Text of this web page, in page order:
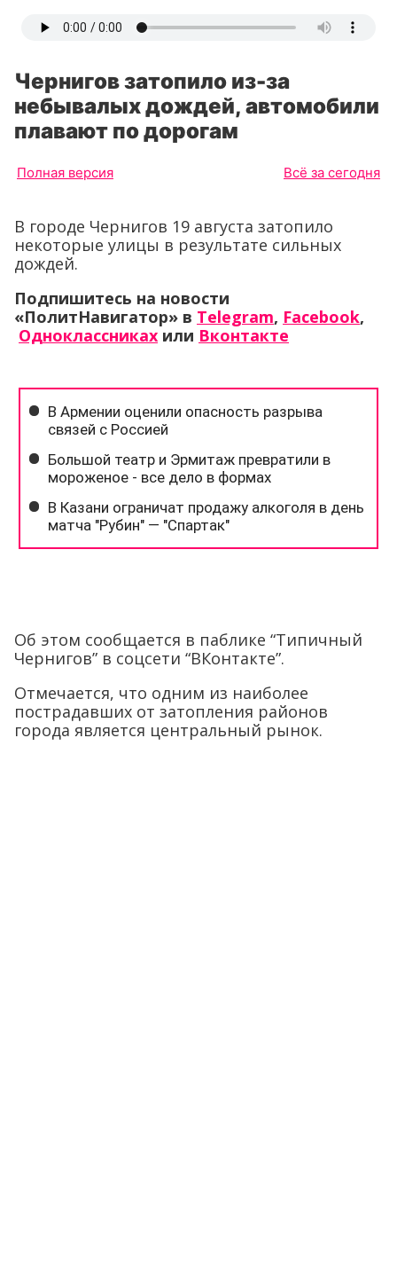
Чернигов затопило из-за
небывалых дождей, автомобили
плавают по дорогам
Полная версия Всё за сегодня
В городе Чернигов 19 августа затопило
некоторые улицы в результате сильных
дождей.
Подпишитесь на новости
«ПолитНавигатор» в Telegram, Facebook,
Одноклассниках или Вконтакте
Об этом сообщается в паблике “Типичный
Чернигов” в соцсети “ВКонтакте”.
Отмечается, что одним из наиболее
пострадавших от затопления районов
города является центральный рынок.